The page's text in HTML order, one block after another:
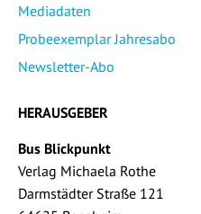
Mediadaten
Probeexemplar Jahresabo
Newsletter-Abo
HERAUSGEBER
Bus Blickpunkt
Verlag Michaela Rothe
Darmstädter Straße 121